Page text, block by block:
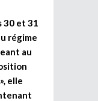
30 et 31
régime
au
elle